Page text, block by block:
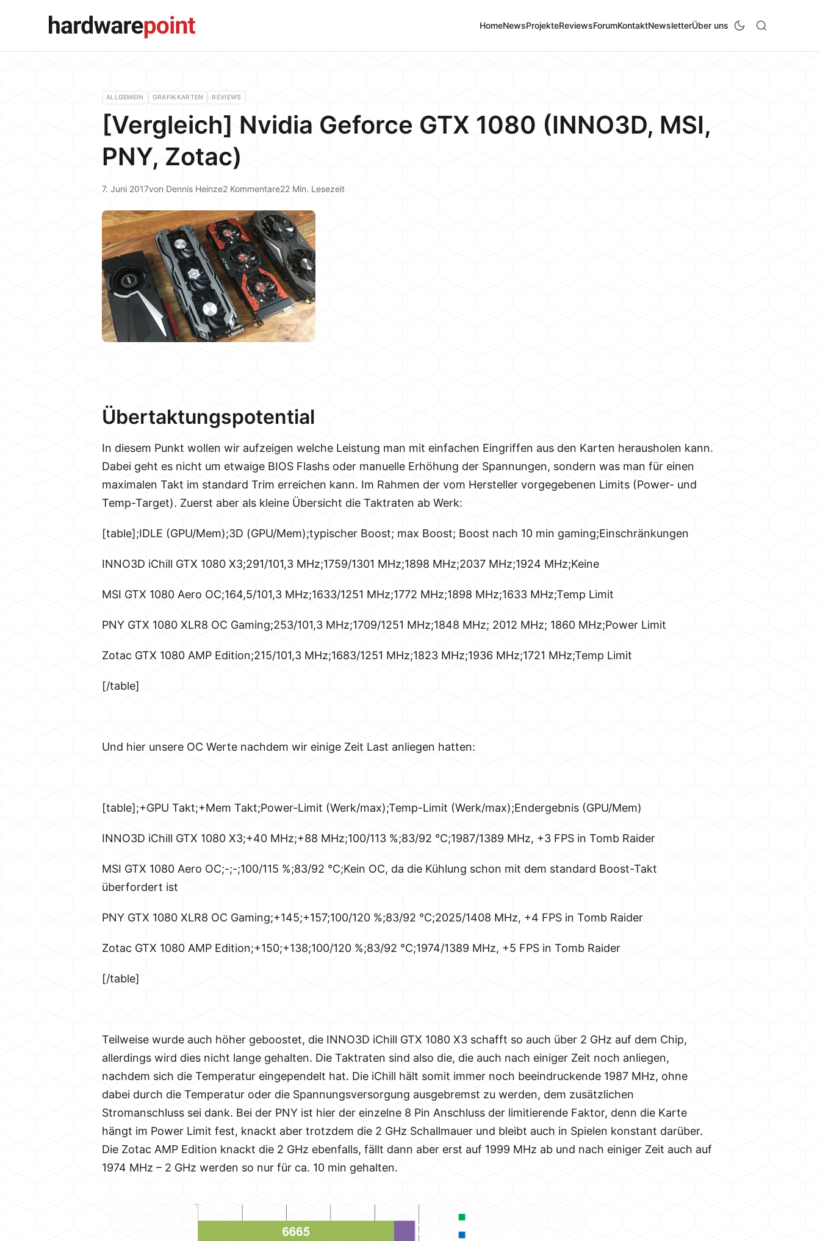
HomeNewsProjekteReviewsForumKontaktNewsletterÜber uns
ALLGEMEIN GRAFIKKARTEN REVIEWS
[Vergleich] Nvidia Geforce GTX 1080 (INNO3D, MSI,
PNY, Zotac)
7. Juni 2017von Dennis Heinze2 Kommentare22 Min. Lesezeit
Übertaktungspotential
In diesem Punkt wollen wir aufzeigen welche Leistung man mit einfachen Eingriffen aus den Karten herausholen kann.
Dabei geht es nicht um etwaige BIOS Flashs oder manuelle Erhöhung der Spannungen, sondern was man für einen
maximalen Takt im standard Trim erreichen kann. Im Rahmen der vom Hersteller vorgegebenen Limits (Power- und
Temp-Target). Zuerst aber als kleine Übersicht die Taktraten ab Werk:
[table];IDLE (GPU/Mem);3D (GPU/Mem);typischer Boost; max Boost; Boost nach 10 min gaming;Einschränkungen
INNO3D iChill GTX 1080 X3;291/101,3 MHz;1759/1301 MHz;1898 MHz;2037 MHz;1924 MHz;Keine
MSI GTX 1080 Aero OC;164,5/101,3 MHz;1633/1251 MHz;1772 MHz;1898 MHz;1633 MHz;Temp Limit
PNY GTX 1080 XLR8 OC Gaming;253/101,3 MHz;1709/1251 MHz;1848 MHz; 2012 MHz; 1860 MHz;Power Limit
Zotac GTX 1080 AMP Edition;215/101,3 MHz;1683/1251 MHz;1823 MHz;1936 MHz;1721 MHz;Temp Limit
[/table]
Und hier unsere OC Werte nachdem wir einige Zeit Last anliegen hatten:
[table];+GPU Takt;+Mem Takt;Power-Limit (Werk/max);Temp-Limit (Werk/max);Endergebnis (GPU/Mem)
INNO3D iChill GTX 1080 X3;+40 MHz;+88 MHz;100/113 %;83/92 °C;1987/1389 MHz, +3 FPS in Tomb Raider
MSI GTX 1080 Aero OC;-;-;100/115 %;83/92 °C;Kein OC, da die Kühlung schon mit dem standard Boost-Takt
überfordert ist
PNY GTX 1080 XLR8 OC Gaming;+145;+157;100/120 %;83/92 °C;2025/1408 MHz, +4 FPS in Tomb Raider
Zotac GTX 1080 AMP Edition;+150;+138;100/120 %;83/92 °C;1974/1389 MHz, +5 FPS in Tomb Raider
[/table]
Teilweise wurde auch höher geboostet, die INNO3D iChill GTX 1080 X3 schafft so auch über 2 GHz auf dem Chip,
allerdings wird dies nicht lange gehalten. Die Taktraten sind also die, die auch nach einiger Zeit noch anliegen,
nachdem sich die Temperatur eingependelt hat. Die iChill hält somit immer noch beeindruckende 1987 MHz, ohne
dabei durch die Temperatur oder die Spannungsversorgung ausgebremst zu werden, dem zusätzlichen
Stromanschluss sei dank. Bei der PNY ist hier der einzelne 8 Pin Anschluss der limitierende Faktor, denn die Karte
hängt im Power Limit fest, knackt aber trotzdem die 2 GHz Schallmauer und bleibt auch in Spielen konstant darüber.
Die Zotac AMP Edition knackt die 2 GHz ebenfalls, fällt dann aber erst auf 1999 MHz ab und nach einiger Zeit auch auf
1974 MHz – 2 GHz werden so nur für ca. 10 min gehalten.